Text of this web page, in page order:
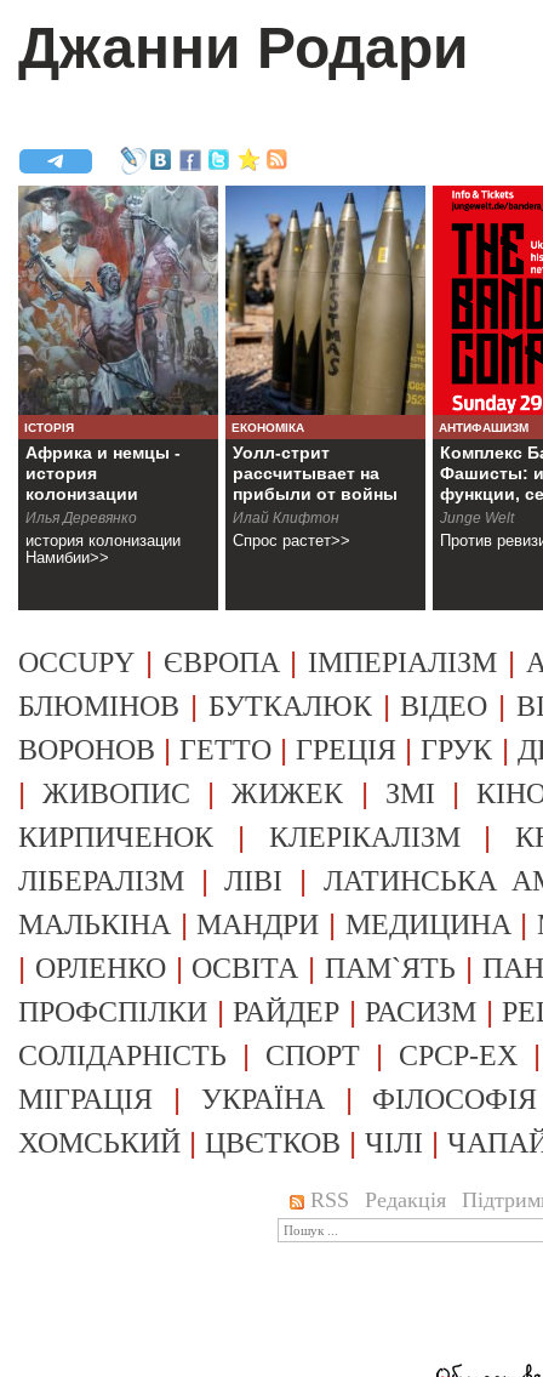
Джанни Родари
ІСТОРІЯ
Африка и немцы -
история
колонизации
Намибии
Илья Деревянко
история колонизации
Намибии>>
ЕКОНОМІКА
Уолл-стрит
рассчитывает на
прибыли от войны
Илай Клифтон
Спрос растет>>
АНТИФАШИЗМ
Комплекс
Фашисты:
функции,
Junge Welt
Против
OCCUPY | ЄВРОПА | ІМПЕРІАЛІЗМ |
БЛЮМІНОВ | БУТКАЛЮК|ВІДЕО |
ВОРОНОВ |ГЕТТО |ГРЕЦІЯ |ГРУК |
|ЖИВОПИС |ЖИЖЕК | ЗМІ |
КИРПИЧЕНОК | КЛЕРІКАЛІЗМ|
ЛІБЕРАЛІЗМ |ЛІВІ | ЛАТИНСЬКА
МАЛЬКІНА |МАНДРИ | МЕДИЦИНА |
| ОРЛЕНКО| ОСВІТА |ПАМ`ЯТЬ |
ПРОФСПІЛКИ |РАЙДЕР |РАСИЗМ |
СОЛІДАРНІСТЬ | СПОРТ | СРСР-EX
МІГРАЦІЯ | УКРАЇНА | ФІЛОСОФІЯ
ХОМСЬКИЙ | ЦВЄТКОВ | ЧІЛІ |
RSS Редакція